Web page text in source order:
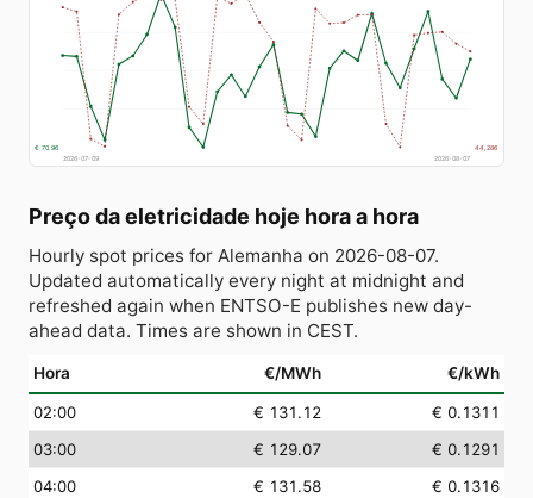
€ 70.96 44,286
2026-07-09 2026-08-07
Preço da eletricidade hoje hora a hora
Hourly spot prices for Alemanha on 2026-08-07.
Updated automatically every night at midnight and
refreshed again when ENTSO-E publishes new day-
ahead data. Times are shown in CEST.
Hora €/MWh €/kWh
02:00 € 131.12
€ 0.1311
03:00
€ 129.07
€ 0.1291
04:00
€ 131.58
€ 0.1316